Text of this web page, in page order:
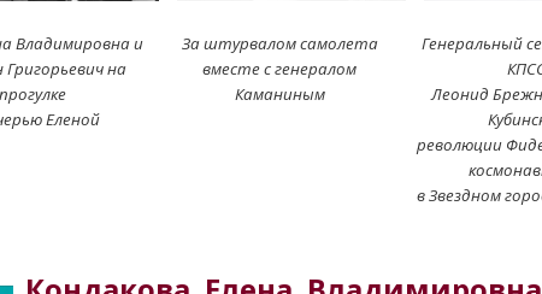
Владимировна и
Григорьевич на
прогулке
Еленой
За штурвалом самолета
вместе с генералом
Каманиным
Генеральный
Леонид
революции
в Звездном